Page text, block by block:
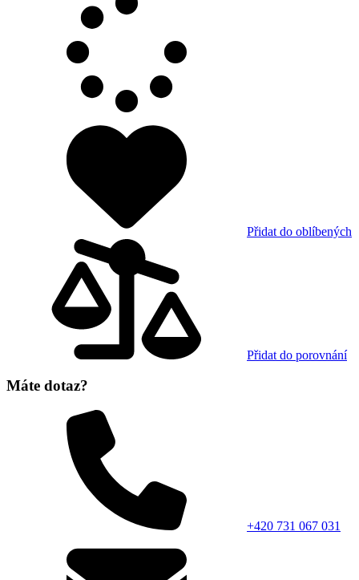
Přidat do oblíbených
Přidat do porovnání
Máte dotaz?
+420 731 067 031